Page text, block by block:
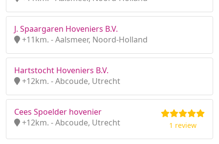
J. Spaargaren Hoveniers B.V.
+11km. - Aalsmeer, Noord-Holland
Hartstocht Hoveniers B.V.
+12km. - Abcoude, Utrecht
Cees Spoelder hovenier
+12km. - Abcoude, Utrecht
1 review